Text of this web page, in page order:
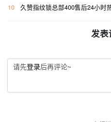
10
久赞指纹锁总部400售后24小时
发表
请先登录后再评论~